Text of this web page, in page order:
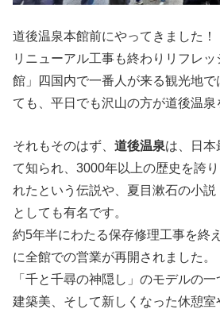
道後温泉本館前にやってきました！
リニューアル工事も終わりリフレ
館」四国内で一番人が来る観光地
ても、平日でも沢山の方が道後温泉
それもそのはず、 道後温泉は、日本
て知られ、3000年以上の歴史を誇
れたという伝説や、夏目漱石の小
としても有名です。
約5年半にわたる保存修理工事を終
に全館での営業が再開されました。
「千と千尋の神隠し」のモデルの
建築美、そして新しくなった休憩